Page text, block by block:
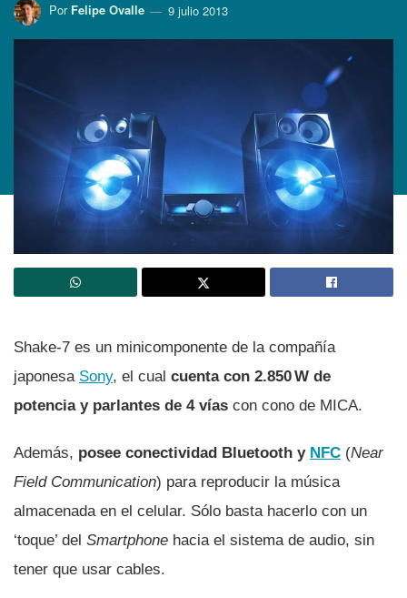
Por Felipe Ovalle 9 julio 2013
Shake-7 es un minicomponente de la compañí­a
japonesa Sony, el cual cuenta con 2.850 W de
potencia y parlantes de 4 ví­as con cono de MICA.
Además, posee conectividad Bluetooth y NFC (Near
Field Communication) para reproducir la música
almacenada en el celular. Sólo basta hacerlo con un
‘toque’ del Smartphone hacia el sistema de audio, sin
tener que usar cables.